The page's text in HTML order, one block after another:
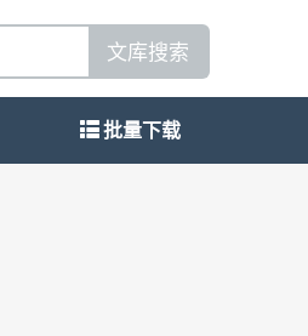
文库搜索
批量下载